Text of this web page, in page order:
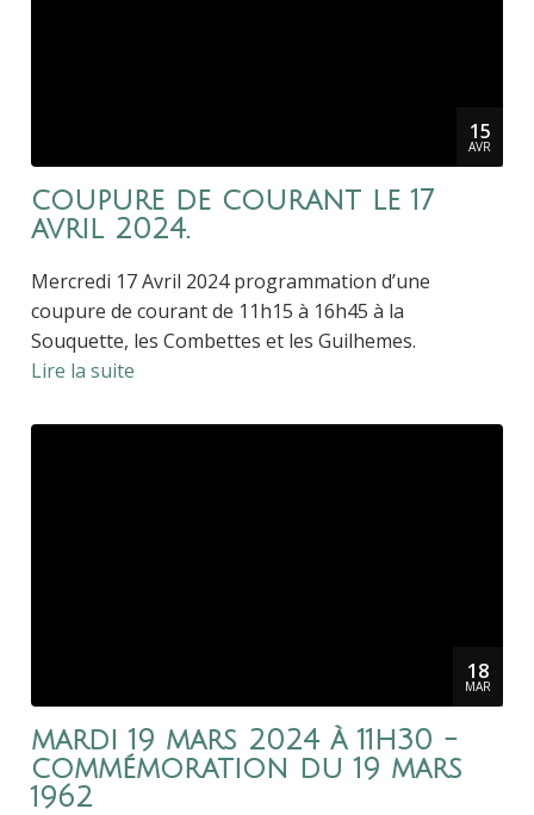
15
AVR
coupure de courant le 17
avril 2024.
Mercredi 17 Avril 2024 programmation d’une
coupure de courant de 11h15 à 16h45 à la
Souquette, les Combettes et les Guilhemes.
Lire la suite
18
MAR
mardi 19 mars 2024 à 11h30 -
commémoration du 19 mars
1962